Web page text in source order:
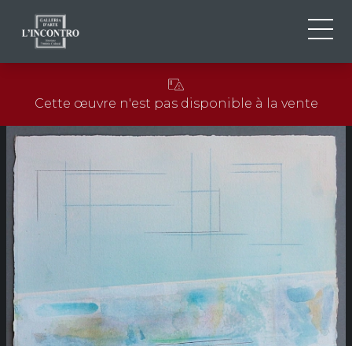
EN
FR
NEWS ED EVENTS
ARTISTES ET ŒUVRES
EXPOSITIONS
Cette œuvre n'est pas disponible à la vente